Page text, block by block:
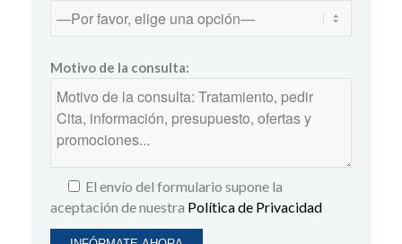
Motivo de la consulta:
El envío del formulario supone la
aceptación de nuestra Política de Privacidad